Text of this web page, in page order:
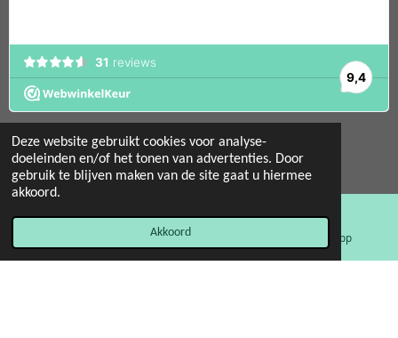
Deze website gebruikt cookies voor analyse-
doeleinden en/of het tonen van advertenties. Door
gebruik te blijven maken van de site gaat u hiermee
akkoord.
Akkoord
© 2022 - 2026 Mint 11 giftstore
Powered byJouwWeb
Facebook WhatsApp